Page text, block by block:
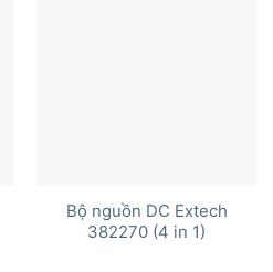
Bộ nguồn DC Extech
382270 (4 in 1)